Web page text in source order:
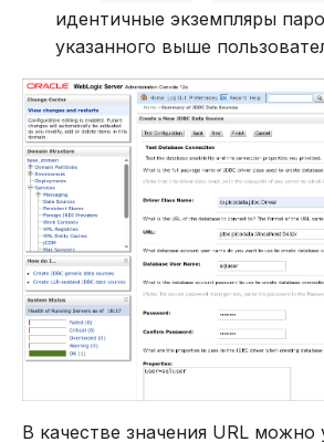
идентичные экземпляры
указанного выше
В качестве значения URL можно